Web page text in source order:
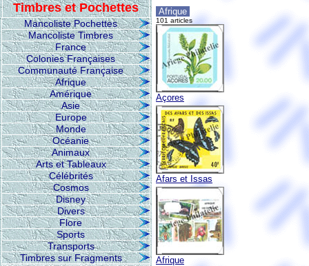
Timbres et Pochettes
Mancoliste Pochettes
Mancoliste Timbres
France
Colonies Françaises
Communauté Française
Afrique
Amérique
Asie
Europe
Monde
Océanie
Animaux
Arts et Tableaux
Célébrités
Cosmos
Disney
Divers
Flore
Sports
Transports
Timbres sur Fragments
Afrique
101 articles
Açores
Afars et Issas
Afrique